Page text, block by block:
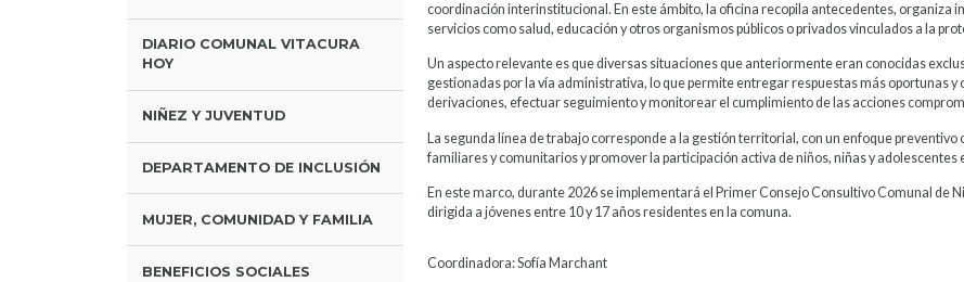
DIARIO COMUNAL VITACURA
HOY
NIÑEZ Y JUVENTUD
DEPARTAMENTO DE INCLUSIÓN
MUJER, COMUNIDAD Y FAMILIA
BENEFICIOS SOCIALES
coordinación interinstitucional. En este ámbito, la oficina recopila antecedentes, organiza
servicios como salud, educación y otros organismos públicos o privados vinculados a la
Un aspecto relevante es que diversas situaciones que anteriormente eran conocidas
gestionadas por la vía administrativa, lo que permite entregar respuestas más oportunas
derivaciones, efectuar seguimiento y monitorear el cumplimiento de las acciones
La segunda línea de trabajo corresponde a la gestión territorial, con un enfoque
familiares y comunitarios y promover la participación activa de niños, niñas y adolescentes
En este marco, durante 2026 se implementará el Primer Consejo Consultivo Comunal de
dirigida a jóvenes entre 10 y 17 años residentes en la comuna.
Coordinadora: Sofía Marchant